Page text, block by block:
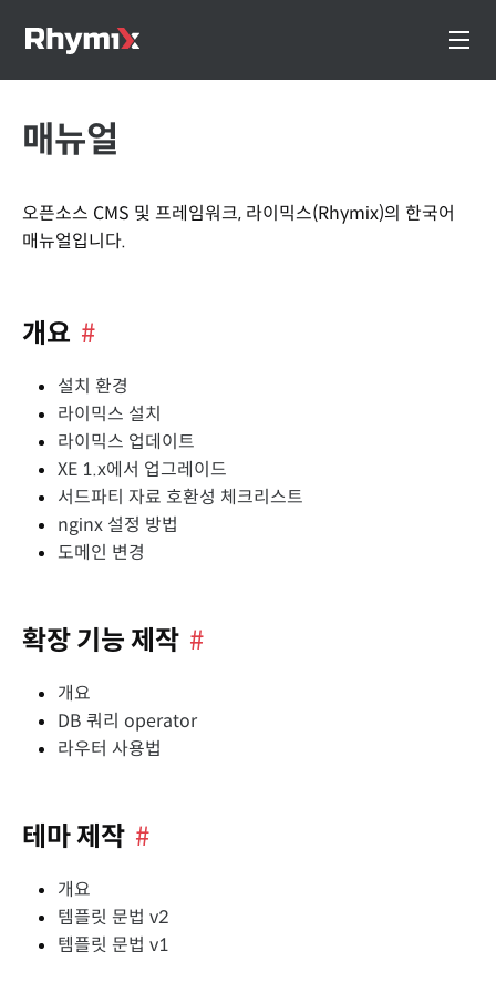
매뉴얼
오픈소스 CMS 및 프레임워크, 라이믹스(Rhymix)의 한국어
매뉴얼입니다.
개요 #
설치 환경
라이믹스 설치
라이믹스 업데이트
XE 1.x에서 업그레이드
서드파티 자료 호환성 체크리스트
nginx 설정 방법
도메인 변경
확장 기능 제작 #
개요
DB 쿼리 operator
라우터 사용법
테마 제작 #
개요
템플릿 문법 v2
템플릿 문법 v1